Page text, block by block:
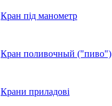
Кран під манометр
Кран поливочный ("пиво")
Крани приладові